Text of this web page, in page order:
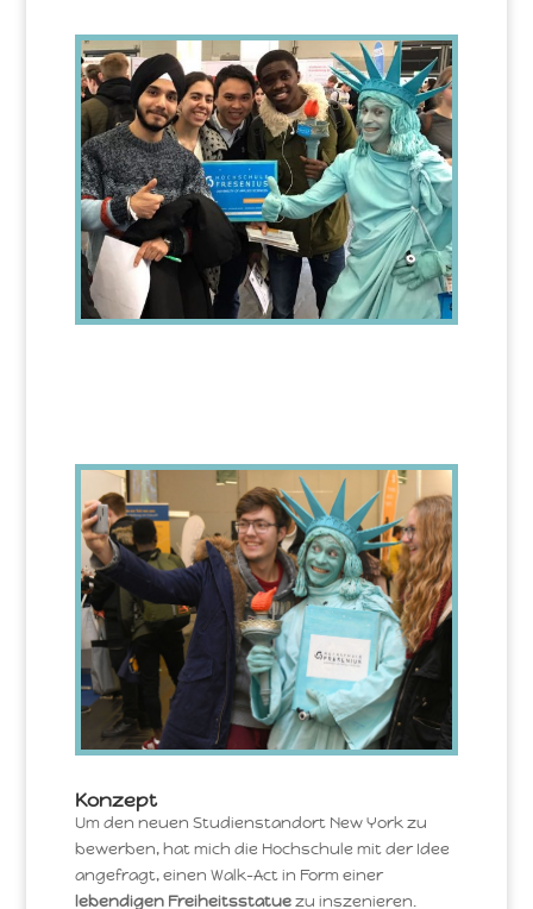
Konzept
Um den neuen Studienstandort New York zu
bewerben, hat mich die Hochschule mit der Idee
angefragt, einen Walk-Act in Form einer
lebendigen Freiheitsstatuezu inszenieren.